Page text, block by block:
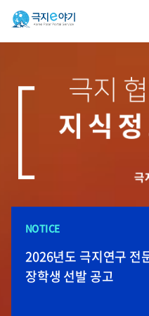
NOTICE
2026 청소년 북극연구
1차 심사 합격자 발표
북극항로 정책토론회:
책임의 항로
극지환경재현실용화센
극지연구소, 2026-27
모집
2026년도 극지연구 전
장학생 선발 공고